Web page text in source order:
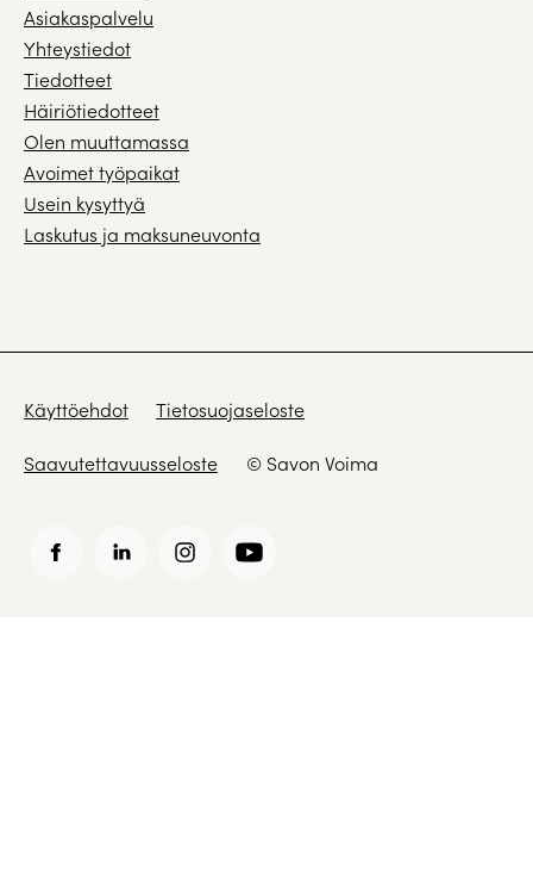
Asiakaspalvelu
Yhteystiedot
Tiedotteet
Häiriötiedotteet
Olen muuttamassa
Avoimet työpaikat
Usein kysyttyä
Laskutus ja maksuneuvonta
Käyttöehdot Tietosuojaseloste
Saavutettavuusseloste © Savon Voima